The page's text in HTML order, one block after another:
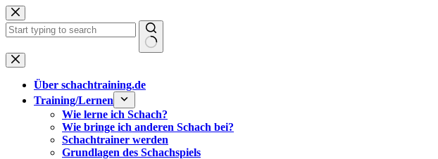
Zum
Inhalt
springen
Keine
Ergebnisse
Über schachtraining.de
Training/Lernen
Wie lerne ich Schach?
Wie bringe ich anderen Schach bei?
Schachtrainer werden
Grundlagen des Schachspiels